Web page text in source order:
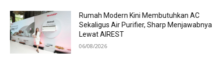
Rumah Modern Kini Membutuhkan AC
Sekaligus Air Purifier, Sharp Menjawabnya
Lewat AIREST
06/08/2026